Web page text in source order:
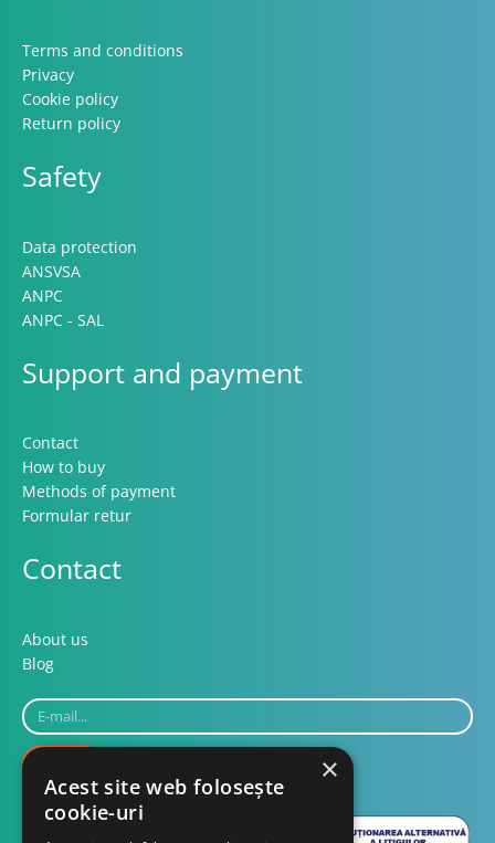
Terms and conditions
Privacy
Cookie policy
Return policy
Safety
Data protection
ANSVSA
ANPC
ANPC - SAL
Support and payment
Contact
How to buy
Methods of payment
Formular retur
Contact
About us
Blog
E-
mail...
×
Acest site web folosește
cookie-uri